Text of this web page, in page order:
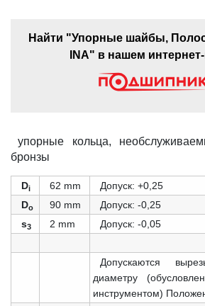
Найти "Упорные шайбы,
INA" в нашем
упорные кольца,
бронзы
Di 62 mm
Допуск: +0,25
Do 90 mm
Допуск: -0,25
s3 2 mm Допуск: -0,05
Допускаются
диаметру
инструментом)